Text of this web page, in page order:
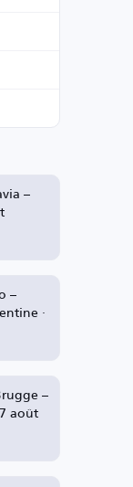
–
–
·
–
août